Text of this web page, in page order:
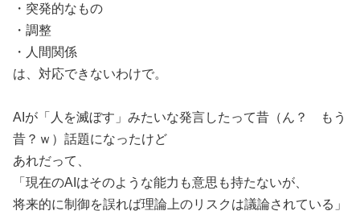
・突発的なもの
・調整
・人間関係
は、対応できないわけで。
AIが「人を滅ぼす」みたいな発言したって昔（ん？ もう
昔？ｗ）話題になったけど
あれだって、
「現在のAIはそのような能力も意思も持たないが、
将来的に制御を誤れば理論上のリスクは議論されている」